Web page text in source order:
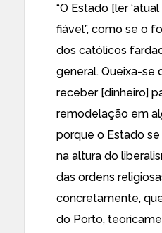
“O Estado [ler
fiável”, como se o
dos católicos
general. Queixa-se
receber [dinheiro]
remodelação em
porque o Estado
na altura do
das ordens
concretamente,
do Porto,